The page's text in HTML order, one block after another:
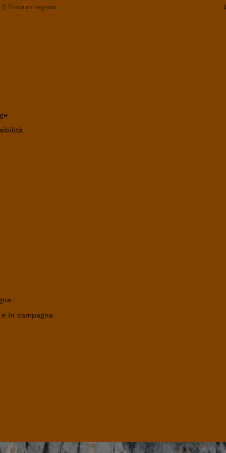
Trova un negozio
in campagna